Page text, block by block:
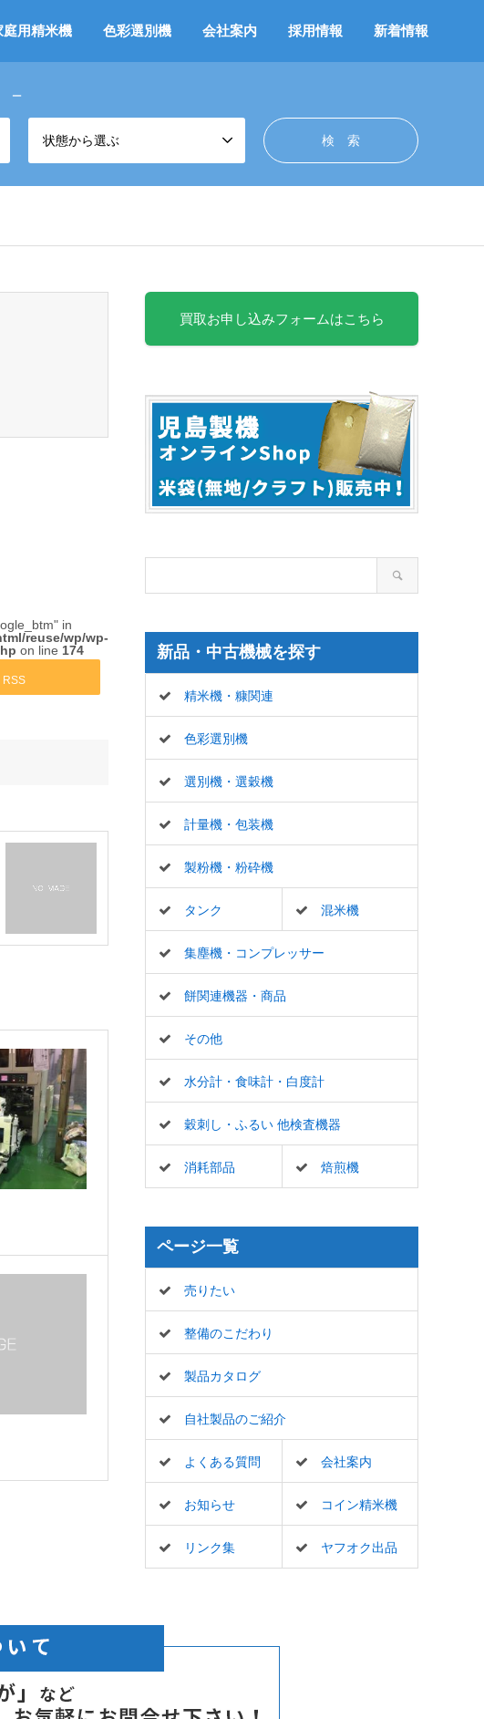
庭用精米機 色彩選別機 会社案内 採用情報 新着情報
状態から選ぶ
in
reuse/wp/wp-
on line 174
RSS
買取お申し込みフォームはこちら
新品・中古機械を探す
精米機・糠関連
色彩選別機
選別機・選穀機
計量機・包装機
製粉機・粉砕機
タンク 混米機
集塵機・コンプレッサー
餅関連機器・商品
その他
水分計・食味計・白度計
穀刺し・ふるい 他検査機器
消耗部品 焙煎機
ページ一覧
売りたい
整備のこだわり
製品カタログ
自社製品のご紹介
よくある質問 会社案内
お知らせ コイン精米機
リンク集 ヤフオク出品